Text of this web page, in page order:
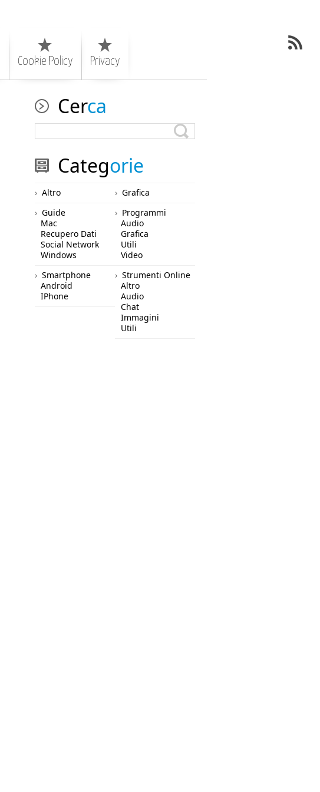
Cookie Policy Privacy
Cerca
Categorie
Altro
Grafica
Guide
Mac
Recupero Dati
Social Network
Windows
Programmi
Audio
Grafica
Utili
Video
Smartphone
Android
IPhone
Strumenti Online
Altro
Audio
Chat
Immagini
Utili